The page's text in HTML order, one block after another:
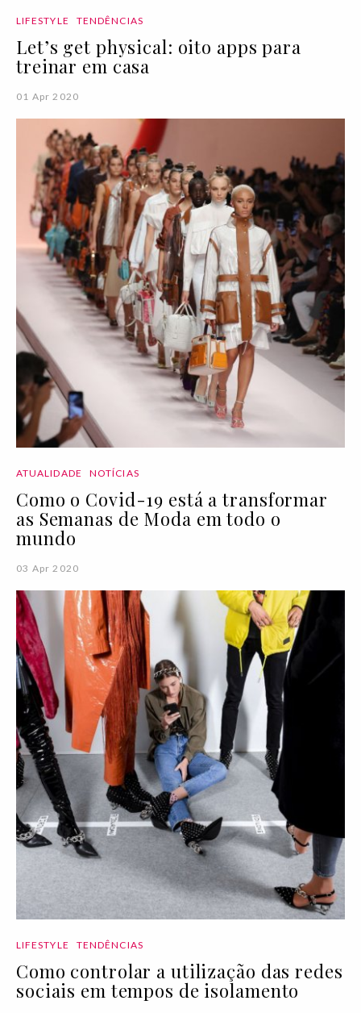
LIFESTYLE TENDÊNCIAS
Let’s get physical: oito apps para
treinar em casa
01 Apr 2020
ATUALIDADE NOTÍCIAS
Como o Covid-19 está a transformar
as Semanas de Moda em todo o
mundo
03 Apr 2020
LIFESTYLE TENDÊNCIAS
Como controlar a utilização das redes
sociais em tempos de isolamento